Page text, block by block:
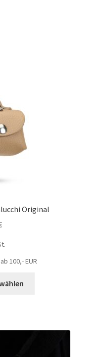
Original
100,- EUR